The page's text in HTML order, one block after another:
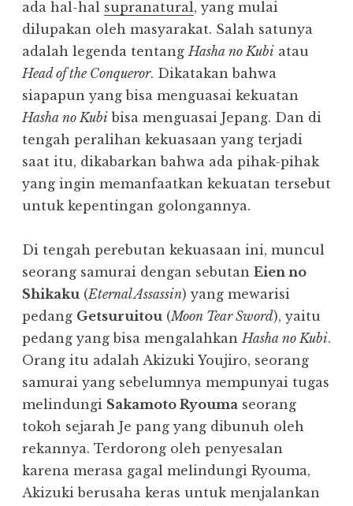
ada hal-hal supranatural, yang mulai
dilupakan oleh masyarakat. Salah satunya
adalah legenda tentangHasha no Kubi atau
Head of the Conqueror. Dikatakan bahwa
siapapun yang bisa menguasai kekuatan
Hasha no Kubi bisa menguasai Jepang. Dan di
tengah peralihan kekuasaan yang terjadi
saat itu, dikabarkan bahwa ada pihak-pihak
yang ingin memanfaatkan kekuatan tersebut
untuk kepentingan golongannya.
Di tengah perebutan kekuasaan ini, muncul
seorang samurai dengan sebutan Eien no
Shikaku (Eternal Assassin) yang mewarisi
pedang Getsuruitou (Moon Tear Sword), yaitu
pedang yang bisa mengalahkanHasha no Kubi.
Orang itu adalah Akizuki Youjiro, seorang
samurai yang sebelumnya mempunyai tugas
melindungi Sakamoto Ryouma seorang
tokoh sejarah Je pang yang dibunuh oleh
rekannya. Terdorong oleh penyesalan
karena merasa gagal melindungi Ryouma,
Akizuki berusaha keras untuk menjalankan